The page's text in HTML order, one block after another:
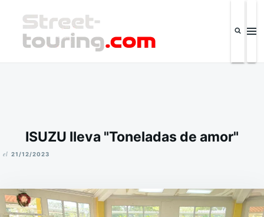
contenido
ISUZU lleva "Toneladas de amor"
E
el 21/12/2023